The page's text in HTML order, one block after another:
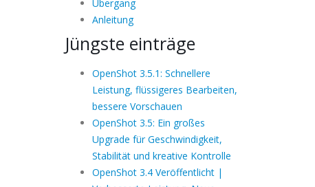
Übergang
Anleitung
Jüngste einträge
OpenShot 3.5.1: Schnellere
Leistung, flüssigeres Bearbeiten,
bessere Vorschauen
OpenShot 3.5: Ein großes
Upgrade für Geschwindigkeit,
Stabilität und kreative Kontrolle
OpenShot 3.4 Veröffentlicht |